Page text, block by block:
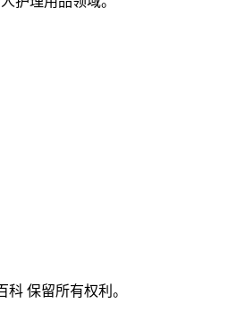
科 保留所有权利。